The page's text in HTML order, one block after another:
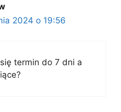
2024 o 19:56
termin do 7 dni a